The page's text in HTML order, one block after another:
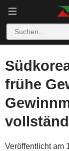
frühe
Veröffentlicht am